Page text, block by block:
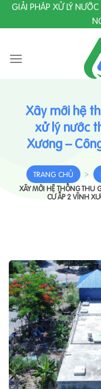
SkipGIẢI PHÁP XỬ LÝ
Xây mới hệ
xử lý nước
Xương –
TRANG CHỦ >
XÂY MỚI HỆ THỐNG THU
CƯ ẤP 2 VĨNH